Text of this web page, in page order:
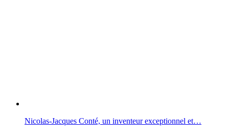
Nicolas-Jacques Conté, un inventeur exceptionnel et…